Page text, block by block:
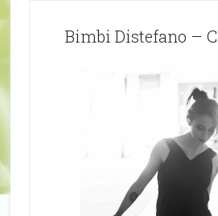
Bimbi Distefano –